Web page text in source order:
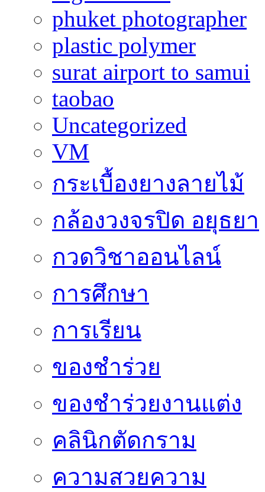
phuket photographer
plastic polymer
surat airport to samui
taobao
Uncategorized
VM
กระเบื้องยางลายไม้
กล้องวงจรปิด อยุธยา
กวดวิชาออนไลน์
การศึกษา
การเรียน
ของชำร่วย
ของชำร่วยงานแต่ง
คลินิกตัดกราม
ความสวยความ